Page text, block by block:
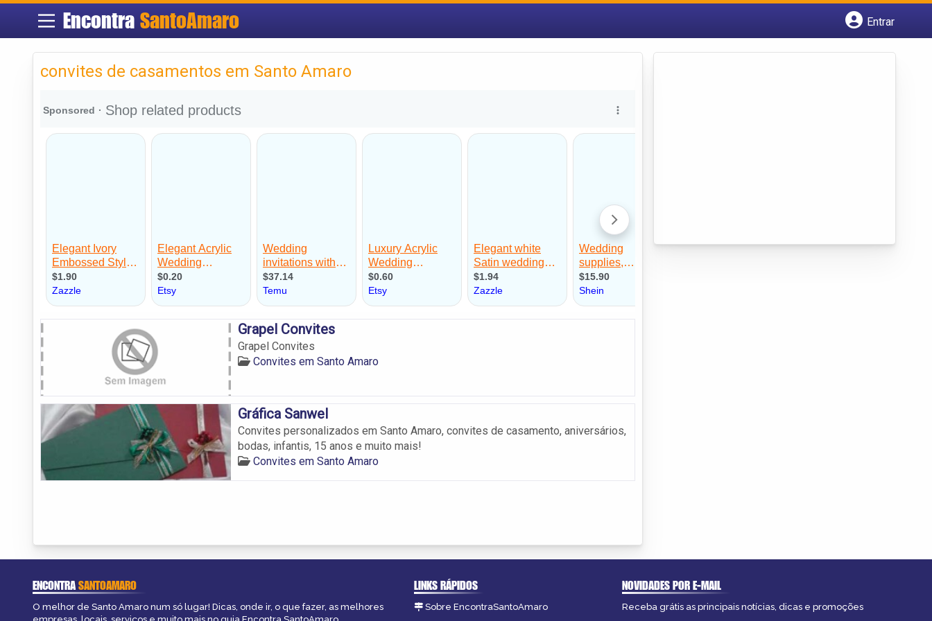
Encontra SantoAmaro
Entrar
convites de casamentos em Santo Amaro
Grapel Convites
Grapel Convites
Convites em Santo Amaro
Gráfica Sanwel
Convites personalizados em Santo Amaro, convites de casamento, aniversários,
bodas, infantis, 15 anos e muito mais!
Convites em Santo Amaro
ENCONTRASANTOAMARO
O melhor de Santo Amaro num só lugar! Dicas, onde ir, o que fazer, as melhores
LINKS RÁPIDOS
Sobre EncontraSantoAmaro
NOVIDADES POR E-MAIL
Receba grátis as principais notícias, dicas e promoções